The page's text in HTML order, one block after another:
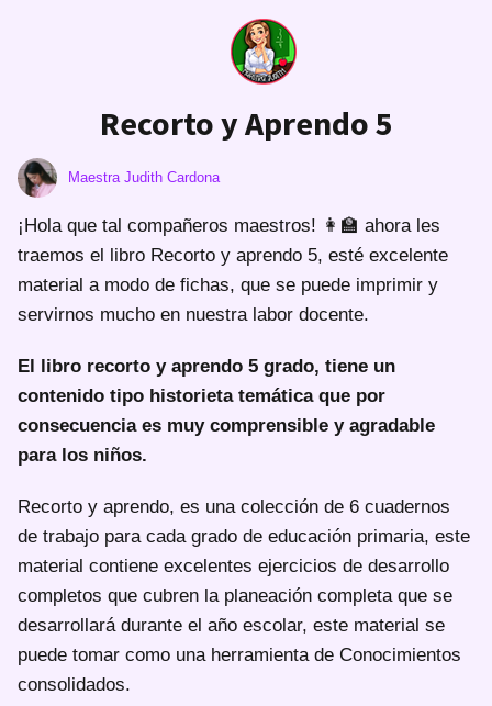
Recorto y Aprendo 5
Maestra Judith Cardona
¡Hola que tal compañeros maestros! 👩‍🏫 ahora les
traemos el libro Recorto y aprendo 5, esté excelente
material a modo de fichas, que se puede imprimir y
servirnos mucho en nuestra labor docente.
El libro recorto y aprendo 5 grado, tiene un
contenido tipo historieta temática que por
consecuencia es muy comprensible y agradable
para los niños.
Recorto y aprendo, es una colección de 6 cuadernos
de trabajo para cada grado de educación primaria, este
material contiene excelentes ejercicios de desarrollo
completos que cubren la planeación completa que se
desarrollará durante el año escolar, este material se
puede tomar como una herramienta de Conocimientos
consolidados.